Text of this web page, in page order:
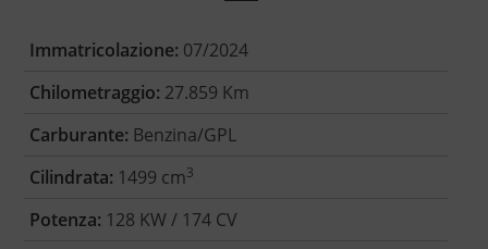
Immatricolazione: 07/2024
Chilometraggio: 27.859 Km
Carburante: Benzina/GPL
Cilindrata: 1499 cm3
Potenza: 128 KW / 174 CV